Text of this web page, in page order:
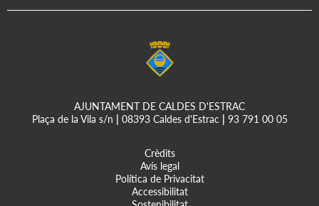
AJUNTAMENT DE CALDES D'ESTRAC
Plaça de la Vila s/n
08393 Caldes d'Estrac 93 791 00 05
Crèdits
Avís legal
Política de Privacitat
Accessibilitat